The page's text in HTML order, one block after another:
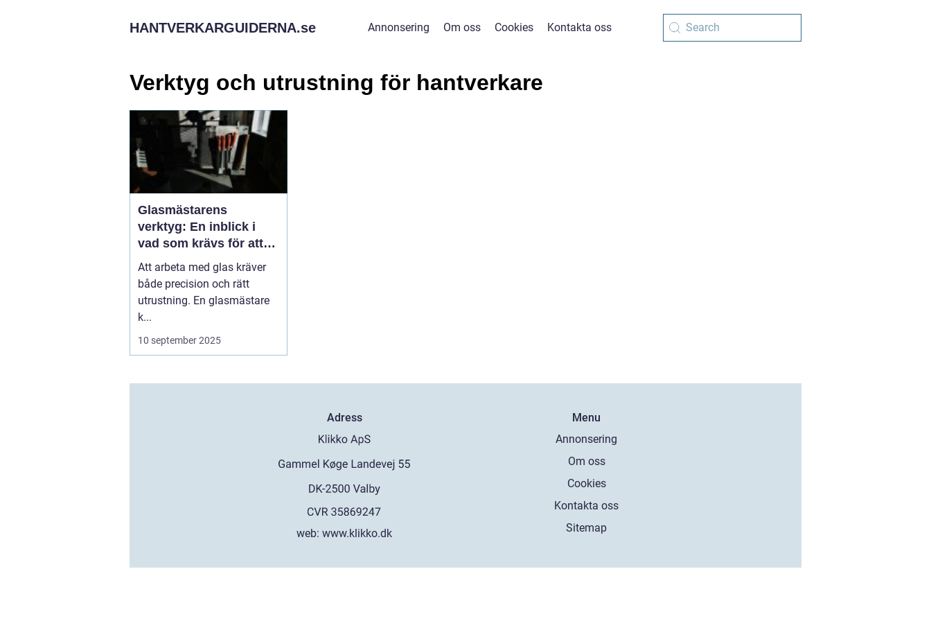
HANTVERKARGUIDERNA.se Annonsering Om oss Cookies Kontakta oss
Verktyg och utrustning för hantverkare
Glasmästarens
verktyg: En inblick i
vad som krävs för att
installera glas
Att arbeta med glas kräver
både precision och rätt
utrustning. En glasmästare
k...
10 september 2025
Adress
web:www.klikko.dk
Menu
Annonsering
Om oss
Cookies
Kontakta oss
Sitemap